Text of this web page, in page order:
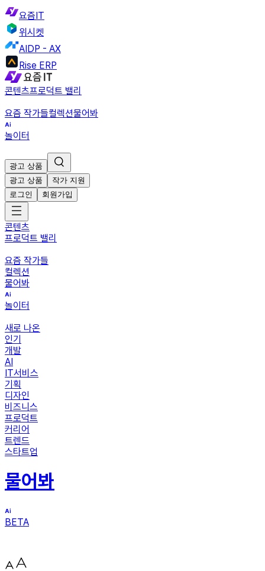
요즘IT
위시켓
AIDP - AX
Rise ERP
콘텐츠프로덕트 밸리
요즘 작가들컬렉션물어봐
놀이터
광고 상품
광고 상품
작가 지원
로그인
회원가입
콘텐츠
프로덕트 밸리
요즘 작가들
컬렉션
물어봐
놀이터
새로 나온
인기
개발
AI
IT서비스
기획
디자인
비즈니스
프로덕트
커리어
트렌드
스타트업
물어봐
BETA